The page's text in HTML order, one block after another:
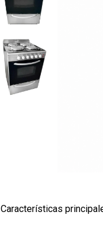
Características